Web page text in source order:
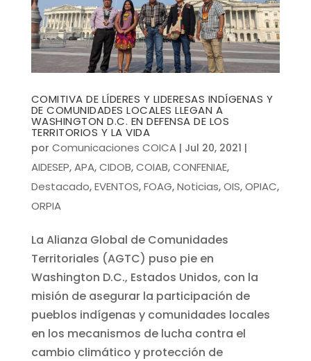
COMITIVA DE LÍDERES Y LIDERESAS INDÍGENAS Y
DE COMUNIDADES LOCALES LLEGAN A
WASHINGTON D.C. EN DEFENSA DE LOS
TERRITORIOS Y LA VIDA
por Comunicaciones COICA| Jul 20, 2021 |
AIDESEP, APA, CIDOB, COIAB, CONFENIAE,
Destacado, EVENTOS, FOAG, Noticias, OIS, OPIAC,
ORPIA
La Alianza Global de Comunidades
Territoriales (AGTC) puso pie en
Washington D.C., Estados Unidos, con la
misión de asegurar la participación de
pueblos indígenas y comunidades locales
en los mecanismos de lucha contra el
cambio climático y protección de